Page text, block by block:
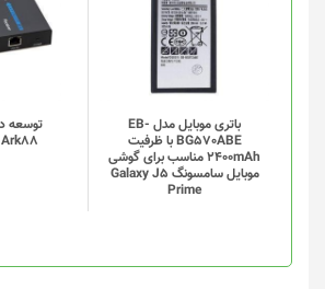
باتری موبایل مدل EB-
BG570ABE با ظرفیت
2400mAh مناسب برای گوشی
موبایل سامسونگ Galaxy J5
Prime
Ark88 مجموعه 2 عددی